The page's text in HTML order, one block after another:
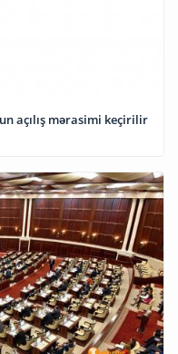
açılış mərasimi keçirilir